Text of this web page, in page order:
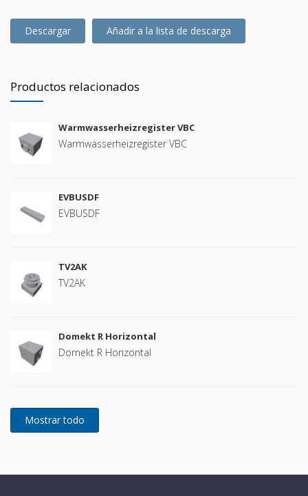
Descargar Añadir a la lista de descarga
Productos relacionados
Warmwasserheizregister VBC
Warmwasserheizregister VBC
EVBUSDF
EVBUSDF
TV2AK
TV2AK
Domekt R Horizontal
Domekt R Horizontal